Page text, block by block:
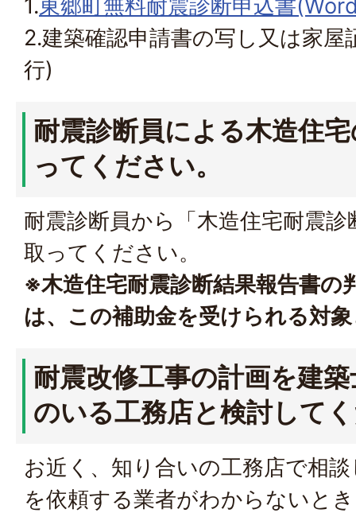
1.東郷町無料耐震診断申込書
2.建築確認申請書の写し又は家屋
行)
耐震診断員による木造住
ってください。
耐震診断員から「木造住宅耐震
取ってください。
※木造住宅耐震診断結果報告書の
は、この補助金を受けられる対
耐震改修工事の計画を建
のいる工務店と検討して
お近く、知り合いの工務店で相
を依頼する業者がわからないと